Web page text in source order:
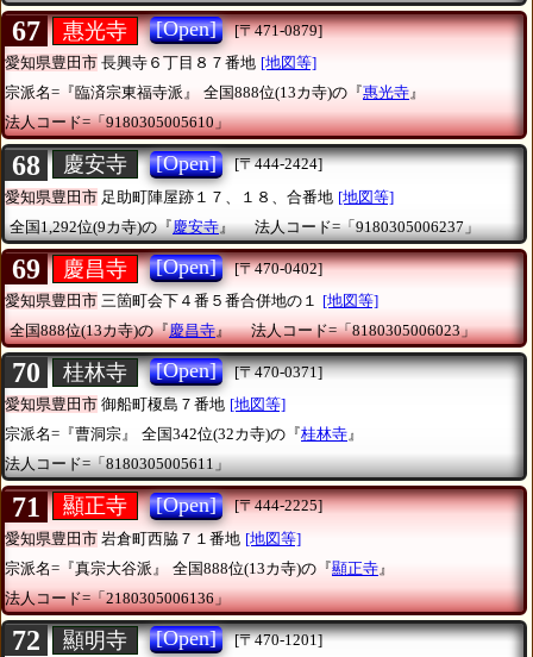
67 惠光寺 [Open]
[〒471-0879]
愛知県豊田市 長興寺６丁目８７番地 [地図等]
宗派名=『臨済宗東福寺派』
全国888位(13カ寺)の『惠光寺』
法人コード=「9180305005610」
68 慶安寺 [Open]
[〒444-2424]
愛知県豊田市 足助町陣屋跡１７、１８、合番地 [地図等]
全国1,292位(9カ寺)の『慶安寺』 法人コード=「9180305006237」
69 慶昌寺 [Open]
[〒470-0402]
愛知県豊田市 三箇町会下４番５番合併地の１ [地図等]
全国888位(13カ寺)の『慶昌寺』 法人コード=「8180305006023」
70 桂林寺 [Open]
[〒470-0371]
愛知県豊田市 御船町榎島７番地 [地図等]
宗派名=『曹洞宗』
全国342位(32カ寺)の『桂林寺』
法人コード=「8180305005611」
71 顯正寺 [Open]
[〒444-2225]
愛知県豊田市 岩倉町西脇７１番地 [地図等]
宗派名=『真宗大谷派』
全国888位(13カ寺)の『顯正寺 』
法人コード=「2180305006136」
72 顯明寺 [Open]
[〒470-1201]